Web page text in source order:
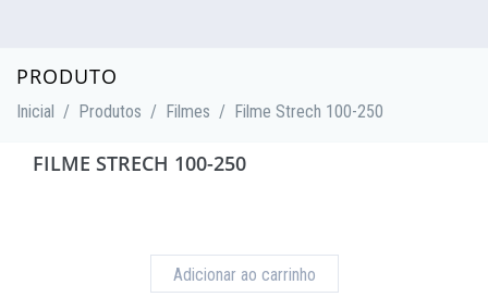
PRODUTO
Inicial / Produtos / Filmes / Filme Strech 100-250
FILME STRECH 100-250
Adicionar ao carrinho